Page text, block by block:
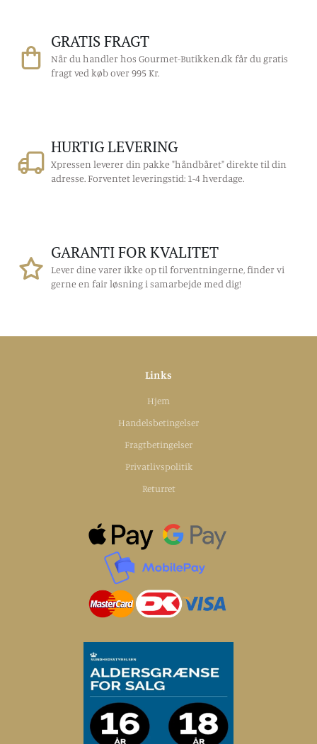
GRATIS FRAGT
Når du handler hos Gourmet-Butikken.dk får du gratis
fragt ved køb over 995 Kr.
HURTIG LEVERING
Xpressen leverer din pakke "håndbåret" direkte til din
adresse. Forventet leveringstid: 1-4 hverdage.
GARANTI FOR KVALITET
Lever dine varer ikke op til forventningerne, finder vi
gerne en fair løsning i samarbejde med dig!
Links
Hjem
Handelsbetingelser
Fragtbetingelser
Privatlivspolitik
Returret